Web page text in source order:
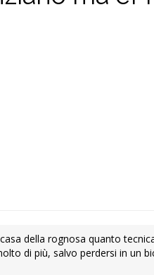
della rognosa quanto
di più, salvo perdersi in un